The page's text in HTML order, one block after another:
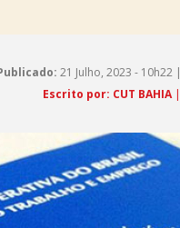
21 Julho, 2023 - 10h22 |
Escrito por: CUT BAHIA|